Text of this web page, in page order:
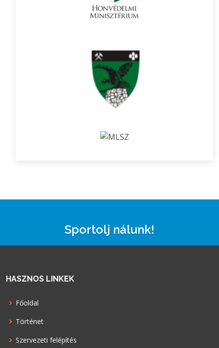
Sportolj nálunk!
HASZNOS LINKEK
Főoldal
Történet
Szervezeti felépítés